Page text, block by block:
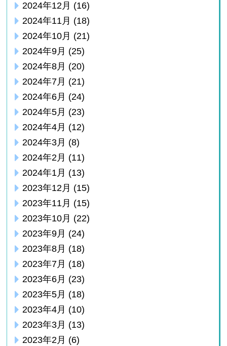
2024年12月 (16)
2024年11月 (18)
2024年10月 (21)
2024年9月 (25)
2024年8月 (20)
2024年7月 (21)
2024年6月 (24)
2024年5月 (23)
2024年4月 (12)
2024年3月 (8)
2024年2月 (11)
2024年1月 (13)
2023年12月 (15)
2023年11月 (15)
2023年10月 (22)
2023年9月 (24)
2023年8月 (18)
2023年7月 (18)
2023年6月 (23)
2023年5月 (18)
2023年4月 (10)
2023年3月 (13)
2023年2月 (6)